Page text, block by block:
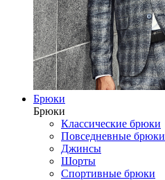
Брюки
Брюки
Классические брюки
Повседневные брюки
Джинсы
Шорты
Спортивные брюки